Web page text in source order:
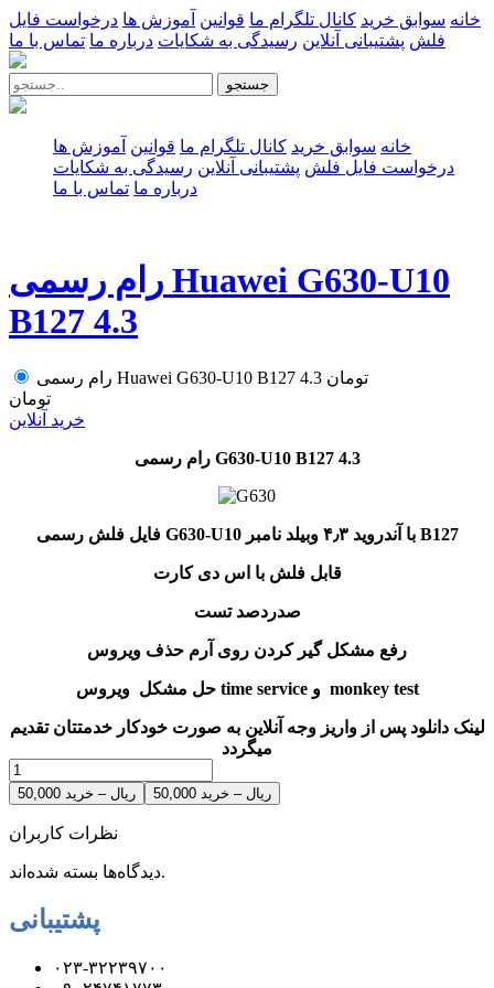
خانه سوابق خرید کانال تلگرام ما قوانین آموزش ها درخواست فایل
فلش پشتیبانی آنلاین رسیدگی به شکایات درباره ما تماس با ما
جستجو
خانه سوابق خرید کانال تلگرام ما قوانین آموزش ها
درخواست فایل فلش پشتیبانی آنلاین رسیدگی به شکایات
درباره ما تماس با ما
رام رسمی Huawei G630-U10
B127 4.3
رام رسمی Huawei G630-U10 B127 4.3 تومان
تومان
خرید آنلاین
رام رسمی G630-U10 B127 4.3
فایل فلش رسمی G630-U10 با آندروید ۴٫۳ وبیلد نامبر B127
قابل فلش با اس دی کارت
صدردصد تست
رفع مشکل گیر کردن روی آرم حذف ویروس
حل مشکل ویروس time service و monkey test
لینک دانلود پس از واریز وجه آنلاین به صورت خودکار خدمتتان تقدیم
میگردد
50,000 ریال – خرید
نظرات کاربران
دیدگاه‌ها بسته شده‌اند.
پشتیبانی
۰۲۳-۳۲۲۳۹۷۰۰